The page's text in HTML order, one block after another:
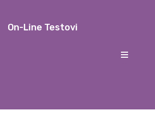
On-Line Testovi